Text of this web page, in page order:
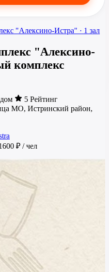
"Алексино-Истра" · 1 зал
"Алексино-
комплекс
5 Рейтинг
МО, Истринский район,
₽ / чел